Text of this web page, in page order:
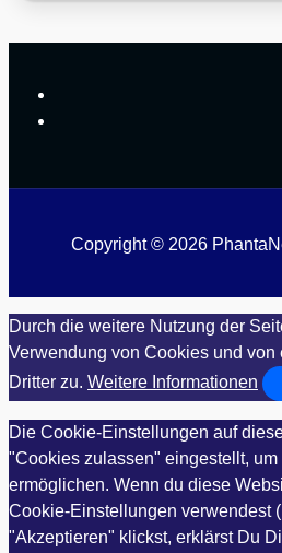
Copyright © 2026
Durch die weitere Nutzung der
Verwendung von Cookies und
Dritter zu. Weitere Informationen
Die Cookie-Einstellungen auf
"Cookies zulassen" eingestellt,
ermöglichen. Wenn du diese
Cookie-Einstellungen verwendest
"Akzeptieren" klickst, erklärst Du